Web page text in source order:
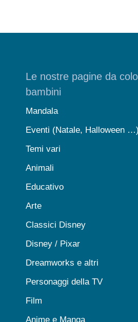
Le nostre pagine da
bambini
Mandala
Eventi (Natale, Halloween …)
Temi vari
Animali
Educativo
Arte
Classici Disney
Disney / Pixar
Dreamworks e altri
Personaggi della TV
Film
Anime e Manga